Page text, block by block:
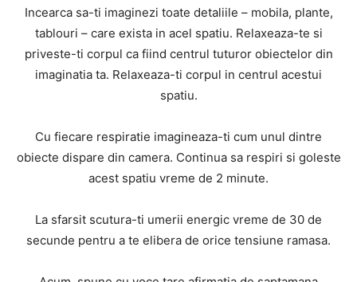
Incearca sa-ti imaginezi toate detaliile – mobila, plante,
tablouri – care exista in acel spatiu. Relaxeaza-te si
priveste-ti corpul ca fiind centrul tuturor obiectelor din
imaginatia ta. Relaxeaza-ti corpul in centrul acestui
spatiu.
Cu fiecare respiratie imagineaza-ti cum unul dintre
obiecte dispare din camera. Continua sa respiri si goleste
acest spatiu vreme de 2 minute.
La sfarsit scutura-ti umerii energic vreme de 30 de
secunde pentru a te elibera de orice tensiune ramasa.